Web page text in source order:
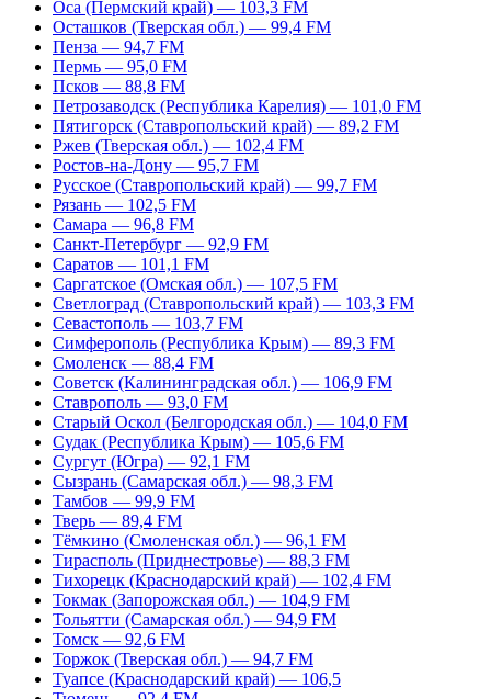
Оса (Пермский край) — 103,3 FM
Осташков (Тверская обл.) — 99,4 FM
Пенза — 94,7 FM
Пермь — 95,0 FM
Псков — 88,8 FM
Петрозаводск (Республика Карелия) — 101,0 FM
Пятигорск (Ставропольский край) — 89,2 FM
Ржев (Тверская обл.) — 102,4 FM
Ростов-на-Дону — 95,7 FM
Русское (Ставропольский край) — 99,7 FM
Рязань — 102,5 FM
Самара — 96,8 FM
Санкт-Петербург — 92,9 FM
Саратов — 101,1 FM
Саргатское (Омская обл.) — 107,5 FM
Светлоград (Ставропольский край) — 103,3 FM
Севастополь — 103,7 FM
Симферополь (Республика Крым) — 89,3 FM
Смоленск — 88,4 FM
Советск (Калининградская обл.) — 106,9 FM
Ставрополь — 93,0 FM
Старый Оскол (Белгородская обл.) — 104,0 FM
Судак (Республика Крым) — 105,6 FM
Сургут (Югра) — 92,1 FM
Сызрань (Самарская обл.) — 98,3 FM
Тамбов — 99,9 FM
Тверь — 89,4 FM
Тёмкино (Смоленская обл.) — 96,1 FM
Тирасполь (Приднестровье) — 88,3 FM
Тихорецк (Краснодарский край) — 102,4 FM
Токмак (Запорожская обл.) — 104,9 FM
Тольятти (Самарская обл.) — 94,9 FM
Томск — 92,6 FM
Торжок (Тверская обл.) — 94,7 FM
Туапсе (Краснодарский край) — 106,5